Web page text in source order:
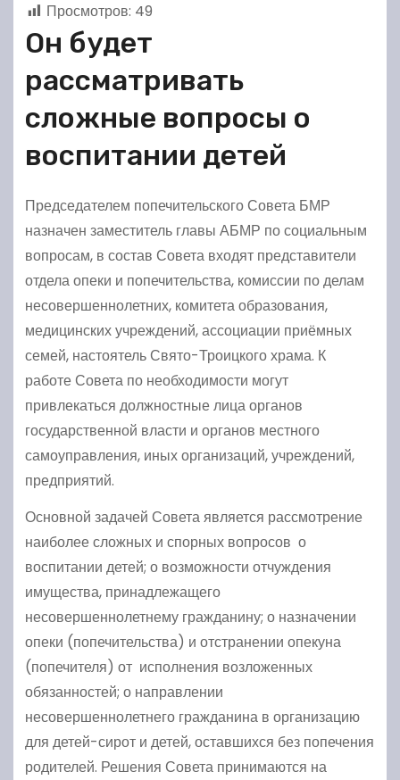
Просмотров: 49
Он будет
рассматривать
сложные вопросы о
воспитании детей
Председателем попечительского Совета БМР
назначен заместитель главы АБМР по социальным
вопросам, в состав Совета входят представители
отдела опеки и попечительства, комиссии по делам
несовершеннолетних, комитета образования,
медицинских учреждений, ассоциации приёмных
семей, настоятель Свято-Троицкого храма. К
работе Совета по необходимости могут
привлекаться должностные лица органов
государственной власти и органов местного
самоуправления, иных организаций, учреждений,
предприятий.
Основной задачей Совета является рассмотрение
наиболее сложных и спорных вопросов о
воспитании детей; о возможности отчуждения
имущества, принадлежащего
несовершеннолетнему гражданину; о назначении
опеки (попечительства) и отстранении опекуна
(попечителя) от исполнения возложенных
обязанностей; о направлении
несовершеннолетнего гражданина в организацию
для детей-сирот и детей, оставшихся без попечения
родителей. Решения Совета принимаются на